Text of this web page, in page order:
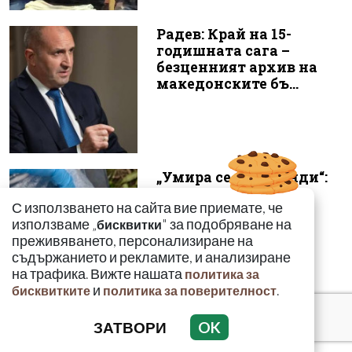
Радев: Край на 15-
годишната сага –
безценният архив на
македонските бъ...
„Умира се за секунди“:
Токсиколог
предупреди за
смъртоносната
опасност...
С използването на сайта вие приемате, че
използваме „бисквитки" за подобряване на
преживяването, персонализиране на
съдържанието и рекламите, и анализиране
на трафика. Вижте нашата политика за
бисквитките и политика за поверителност.
ЗАТВОРИ OK